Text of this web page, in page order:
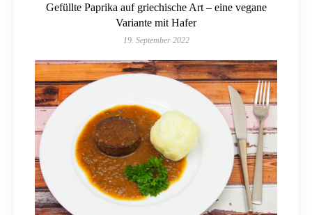
Gefüllte Paprika auf griechische Art – eine vegane
Variante mit Hafer
19. September 2022